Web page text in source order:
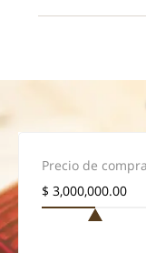
Precio de compra